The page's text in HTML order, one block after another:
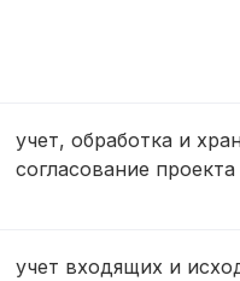
учет, обработка и
согласование
учет входящих и